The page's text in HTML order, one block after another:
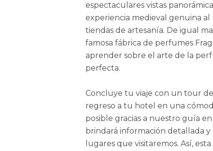
espectaculares vistas
experiencia medieval genuina al
tiendas de artesanía. De igual
famosa fábrica de perfumes
aprender sobre el arte de la
perfecta.
Concluye tu viaje con un tour
regreso a tu hotel en una
posible gracias a nuestro guía
brindará información detallada y
lugares que visitaremos. Así,